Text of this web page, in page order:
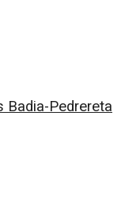
Badia-Pedrereta